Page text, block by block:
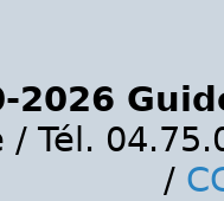
2026
/ Tél.
/